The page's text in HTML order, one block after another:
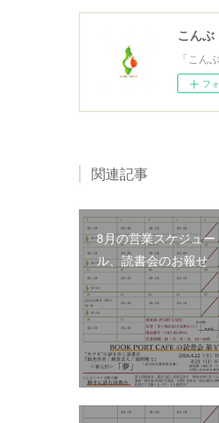
こんぶ
「こん
フ
関連記事
8月の営業スケジュー
ル、読書会のお報せ